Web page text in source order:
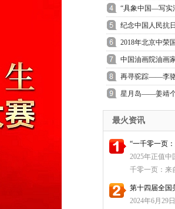
邀请展
“具象中国—写实
展”在天津美术
纪念中国人民抗
西斯战争胜利80
2018年北京中荣
第十五届春季大
中国油画院油画
见性》—杨飞云
再寻驼踪——李
星月岛——姜靖
艺术空间举行
最火资讯
“一千零一页
2025年正值中
千零一页：来
第十四届全国
2024年6月29